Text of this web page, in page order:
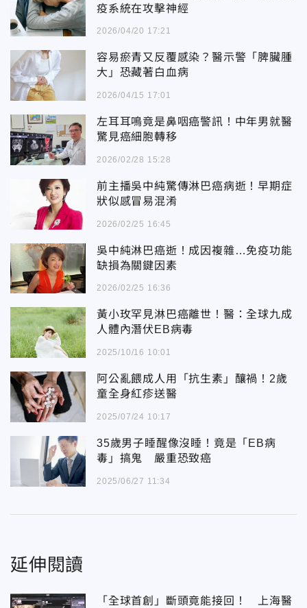
疫系統在攻擊神經
2026/04/20 17:21
容易瘀青又反覆感染？醫示警「脾臟腫
大」恐藏著白血病
2026/04/15 17:01
左耳耳鳴竟是鼻咽癌警訊！中年男就醫
驚見癌細胞轉移
2026/02/28 15:28
前主播吳中純驚傳淋巴癌病逝！早期症
狀似感冒易混淆
2026/02/25 16:45
吳中純淋巴癌逝！成因複雜…免疫功能
缺損為關鍵因素
2026/02/25 16:36
黃小玫罕見淋巴癌離世！醫：全球九成
人體內潛伏EB病毒
2025/10/16 10:01
阿公亂餵成人用「抗生素」釀禍！2歲
童全身紅疹送醫
2025/07/24 10:17
35歲男子睡醒像沒睡！竟是「EB病
毒」搞鬼 嚴重恐致癌
2025/06/27 11:34
延伸閱讀
「全球首創」斷頭竟能接回！ 上海醫